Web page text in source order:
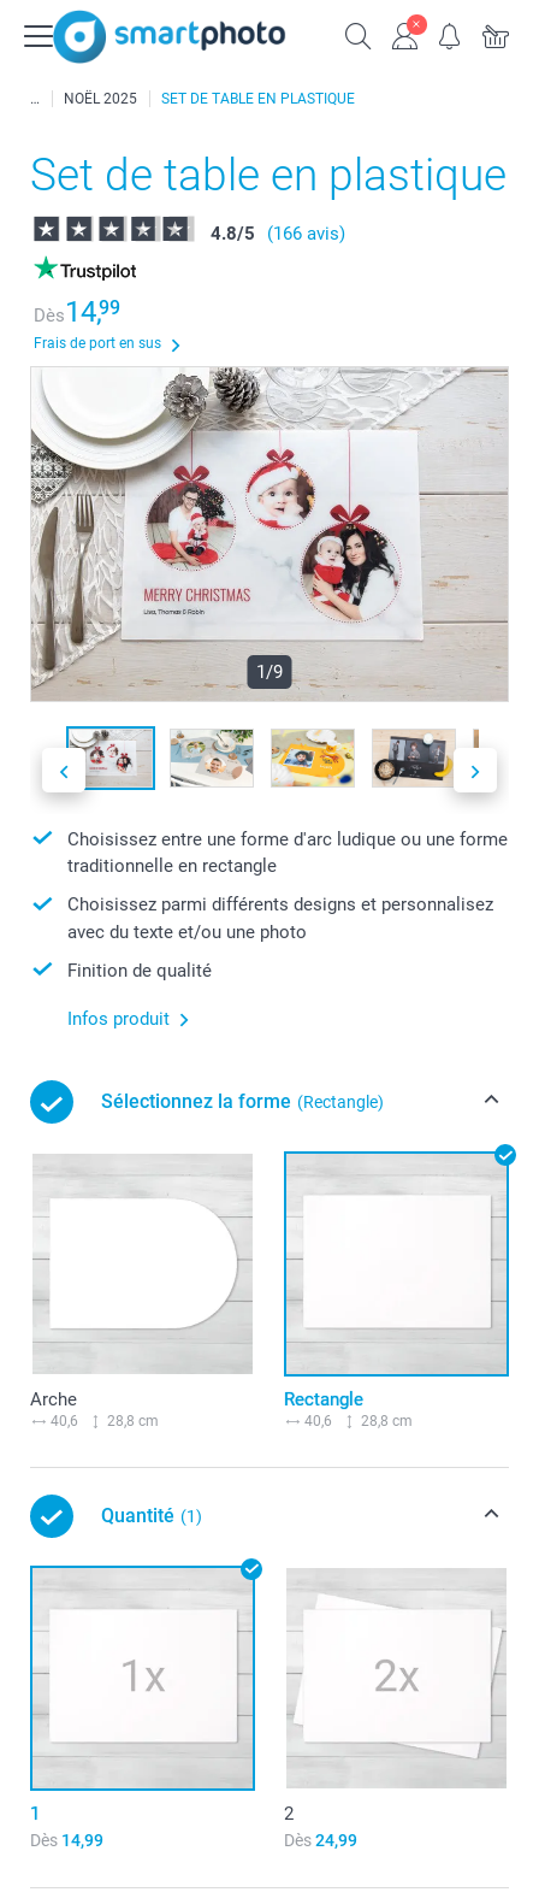
NOËL 2025 SET DE TABLE EN PLASTIQUE
Set de table en plastique
4.8/5 (166 avis)
Dès14,99
Frais de port en sus
1/9
Choisissez entre une forme d'arc ludique ou une forme
traditionnelle en rectangle
Choisissez parmi différents designs et personnalisez
avec du texte et/ou une photo
Finition de qualité
Infos produit
Sélectionnez la forme (Rectangle)
Arche
40,6 28,8 cm
Rectangle
40,6 28,8 cm
Quantité (1)
1
Dès 14,99
2
Dès24,99